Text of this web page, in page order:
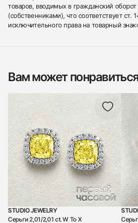
товаров, вводимых в гражданский
(собственниками), что соответствует ст.
исключительного права на товарный
Вам может
STUDIO JEWELRY
Серьги 2,01/2,01 ct. W To X